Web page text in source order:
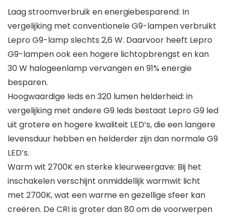
Laag stroomverbruik en energiebesparend: In
vergelijking met conventionele G9-lampen verbruikt
Lepro G9-lamp slechts 2,6 W. Daarvoor heeft Lepro
G9-lampen ook een hogere lichtopbrengst en kan
30 W halogeenlamp vervangen en 91% energie
besparen.
Hoogwaardige leds en 320 lumen helderheid: in
vergelijking met andere G9 leds bestaat Lepro G9 led
uit grotere en hogere kwaliteit LED’s, die een langere
levensduur hebben en helderder zijn dan normale G9
LED’s.
Warm wit 2700K en sterke kleurweergave: Bij het
inschakelen verschijnt onmiddellijk warmwit licht
met 2700K, wat een warme en gezellige sfeer kan
creëren. De CRI is groter dan 80 om de voorwerpen